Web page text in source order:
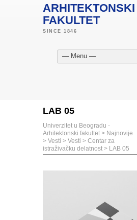
ARHITEKTONSKI
FAKULTET
— Menu —
LAB 05
Univerzitet u Beogradu -
Arhitektonski fakultet > Najnovije
> Vesti > Vesti > Centar za
istraživačku delatnost > LAB 05